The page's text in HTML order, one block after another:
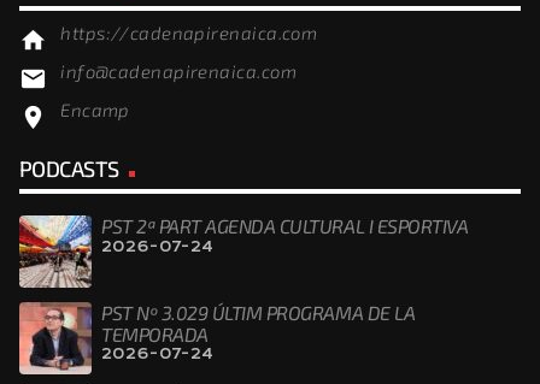
home https://cadenapirenaica.com
email info@cadenapirenaica.com
location_on Encamp
PODCASTS
PST 2ª PART AGENDA CULTURAL I ESPORTIVA
2026-07-24
PST Nº 3.029 ÚLTIM PROGRAMA DE LA
TEMPORADA
2026-07-24